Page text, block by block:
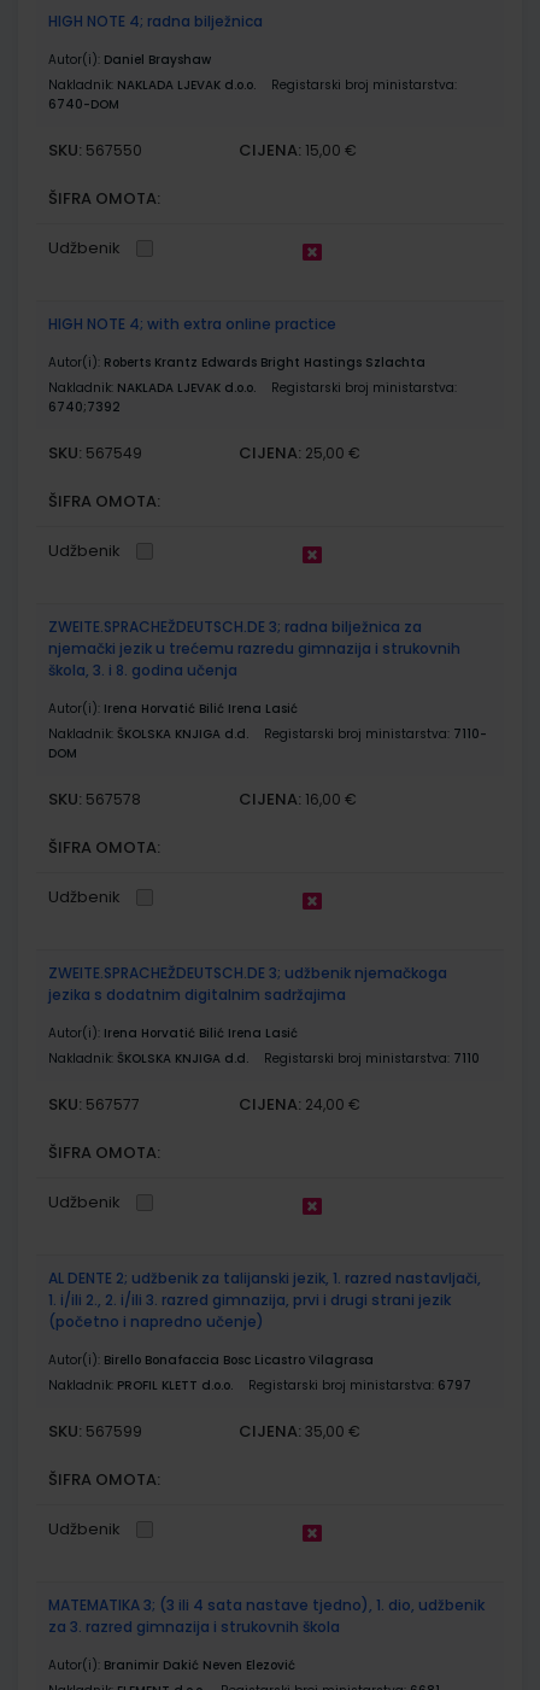
HIGH NOTE 4; radna bilježnica
Autor(i): Daniel Brayshaw
Nakladnik: NAKLADA LJEVAK d.o.o.
Registarski broj ministarstva:
6740-DOM
SKU: 567550 CIJENA: 15,00 €
ŠIFRA OMOTA:
Udžbenik
HIGH NOTE 4; with extra online practice
Autor(i): Roberts Krantz Edwards Bright Hastings Szlachta
Nakladnik: NAKLADA LJEVAK d.o.o.
Registarski broj ministarstva:
6740;7392
SKU: 567549 CIJENA: 25,00 €
ŠIFRA OMOTA:
Udžbenik
ZWEITE.SPRACHEŽDEUTSCH.DE 3; radna bilježnica za
njemački jezik u trećemu razredu gimnazija i strukovnih
škola, 3. i 8. godina učenja
Autor(i): Irena Horvatić Bilić Irena Lasić
Nakladnik: ŠKOLSKA KNJIGA d.d. Registarski broj ministarstva: 7110-
DOM
SKU: 567578 CIJENA: 16,00 €
ŠIFRA OMOTA:
Udžbenik
ZWEITE.SPRACHEŽDEUTSCH.DE 3; udžbenik njemačkoga
jezika s dodatnim digitalnim sadržajima
Autor(i): Irena Horvatić Bilić Irena Lasić
Nakladnik: ŠKOLSKA KNJIGA d.d. Registarski broj ministarstva: 7110
SKU: 567577 CIJENA: 24,00 €
ŠIFRA OMOTA:
Udžbenik
AL DENTE 2; udžbenik za talijanski jezik, 1. razred nastavljači,
1. i/ili 2., 2. i/ili 3. razred gimnazija, prvi i drugi strani jezik
(početno i napredno učenje)
Autor(i): Birello Bonafaccia Bosc Licastro Vilagrasa
Nakladnik: PROFIL KLETT d.o.o. Registarski broj ministarstva: 6797
SKU: 567599 CIJENA: 35,00 €
ŠIFRA OMOTA:
Udžbenik
MATEMATIKA 3; (3 ili 4 sata nastave tjedno), 1. dio, udžbenik
za 3. razred gimnazija i strukovnih škola
Autor(i): Branimir Dakić Neven Elezović